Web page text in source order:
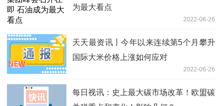
为最大看点
2022-06-26
天天最资讯丨今年以来连续第5个月攀升
国际大米价格上涨如何应对
2022-06-26
每日视讯：史上最大碳市场改革！欧盟碳